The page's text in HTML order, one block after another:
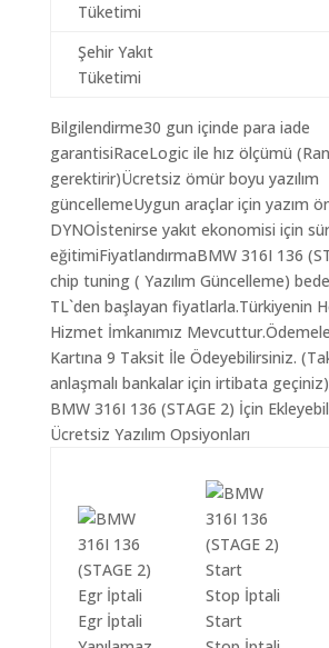
Tüketimi
Şehir Yakıt
Tüketimi
Bilgilendirme30 gun içinde para iade
garantisiRaceLogic ile hız ölçümü
gerektirir)Ücretsiz ömür boyu yazılım
güncellemeUygun araçlar için yazım
DYNOİstenirse yakıt ekonomisi için
eğitimiFiyatlandırmaBMW 316I 136
chip tuning ( Yazılım Güncelleme)
TL`den başlayan fiyatlarla.Türkiyenin
Hizmet İmkanımız
Kartına 9 Taksit İle Ödeyebilirsiniz.
anlaşmalı bankalar için irtibata geçiniz)
BMW 316I 136 (STAGE 2) İçin
Ücretsiz Yazılım Opsiyonları
Egr İptali
Start